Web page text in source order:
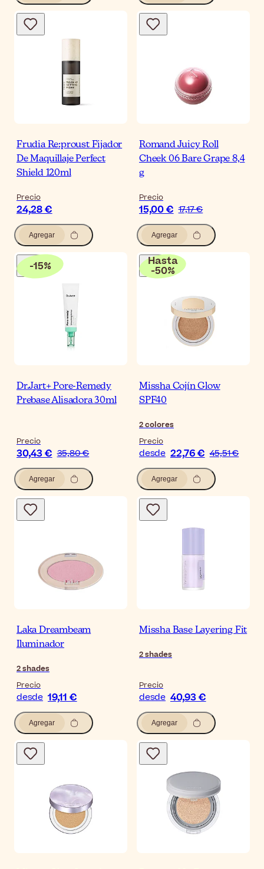
Frudia Re:proust Fijador
De Maquillaje Perfect
Shield 120ml
Precio
24,28 €
Agregar
Romand Juicy Roll
Cheek 06 Bare Grape 8,4
g
Precio
15,00 € 17,17 €
Agregar
-15%
Dr.Jart+ Pore-Remedy
Prebase Alisadora 30ml
Precio
30,43 € 35,80 €
Agregar
Hasta
-50%
Missha Cojín Glow
SPF40
2colores
Precio
desde 22,76 € 45,51 €
Agregar
Laka Dreambeam
Iluminador
2shades
Precio
desde 19,11 €
Agregar
Missha Base Layering Fit
2shades
Precio
desde 40,93 €
Agregar